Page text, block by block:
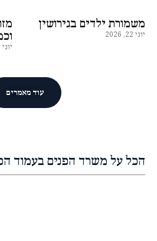
משמורת ילדים בגירושין
יוני 22, 2026
יוני 22, 2026
עוד מאמרים
הכל על משרד הפנים בעמוד